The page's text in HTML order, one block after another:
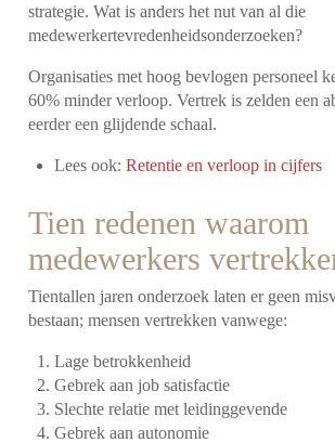
strategie. Wat is anders het nut van al die
medewerkertevredenheidsonderzoeken?
Organisaties met hoog bevlogen personeel
60% minder verloop. Vertrek is zelden een
eerder een glijdende schaal.
Lees ook:Retentie en verloop in cijfers
Tien redenen waarom
medewerkers
Tientallen jaren onderzoek laten er geen
bestaan; mensen vertrekken vanwege:
Lage betrokkenheid
Gebrek aan job satisfactie
Slechte relatie met leidinggevende
Gebrek aan autonomie